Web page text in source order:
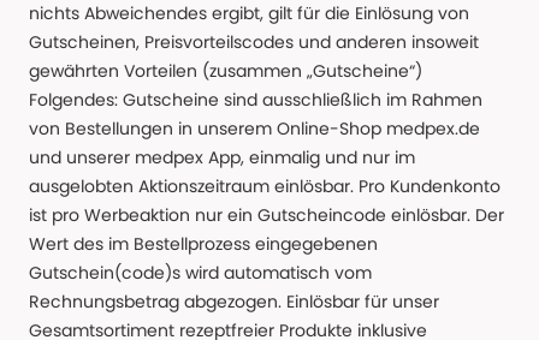
nichts Abweichendes ergibt, gilt für die Einlösung von
Gutscheinen, Preisvorteilscodes und anderen insoweit
gewährten Vorteilen (zusammen „Gutscheine“)
Folgendes: Gutscheine sind ausschließlich im Rahmen
von Bestellungen in unserem Online-Shop medpex.de
und unserer medpex App, einmalig und nur im
ausgelobten Aktionszeitraum einlösbar. Pro Kundenkonto
ist pro Werbeaktion nur ein Gutscheincode einlösbar. Der
Wert des im Bestellprozess eingegebenen
Gutschein(code)s wird automatisch vom
Rechnungsbetrag abgezogen. Einlösbar für unser
Gesamtsortiment rezeptfreier Produkte inklusive